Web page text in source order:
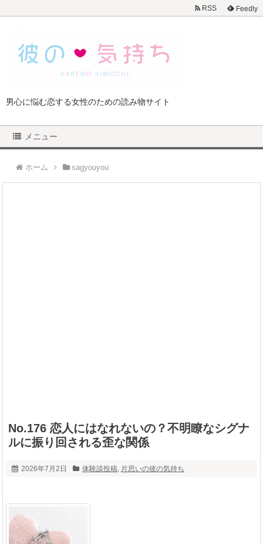
男心に悩む恋する女性のための読み物サイト
メニュー
RSS Feedly
ホーム sagyouyou
No.176 恋人にはなれないの？不明瞭なシグナ
ルに振り回される歪な関係
2026年7月2日 体験談投稿, 片思いの彼の気持ち